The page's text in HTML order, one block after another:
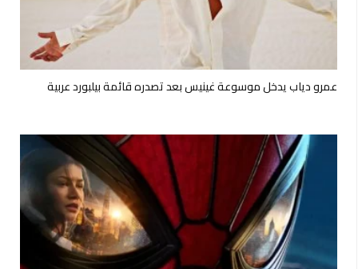
عمرو دياب يدخل موسوعة غينيس بعد تصدره قائمة بيلبورد عربية